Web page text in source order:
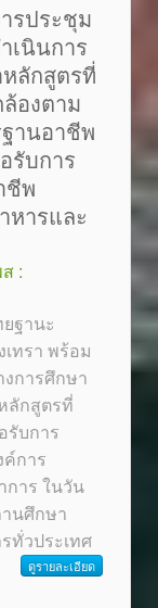
รประชุม
เนินการ
ลักสูตรที่
องตาม
านอาชีพ
รับการ
ชีพ
หารและ
:
ฐานะ
ทรา พร้อม
การศึกษา
ลักสูตรที่
รับการ
การ
าร ในวัน
นศึกษา
ทั่วประเทศ
ดูรายละเอียด